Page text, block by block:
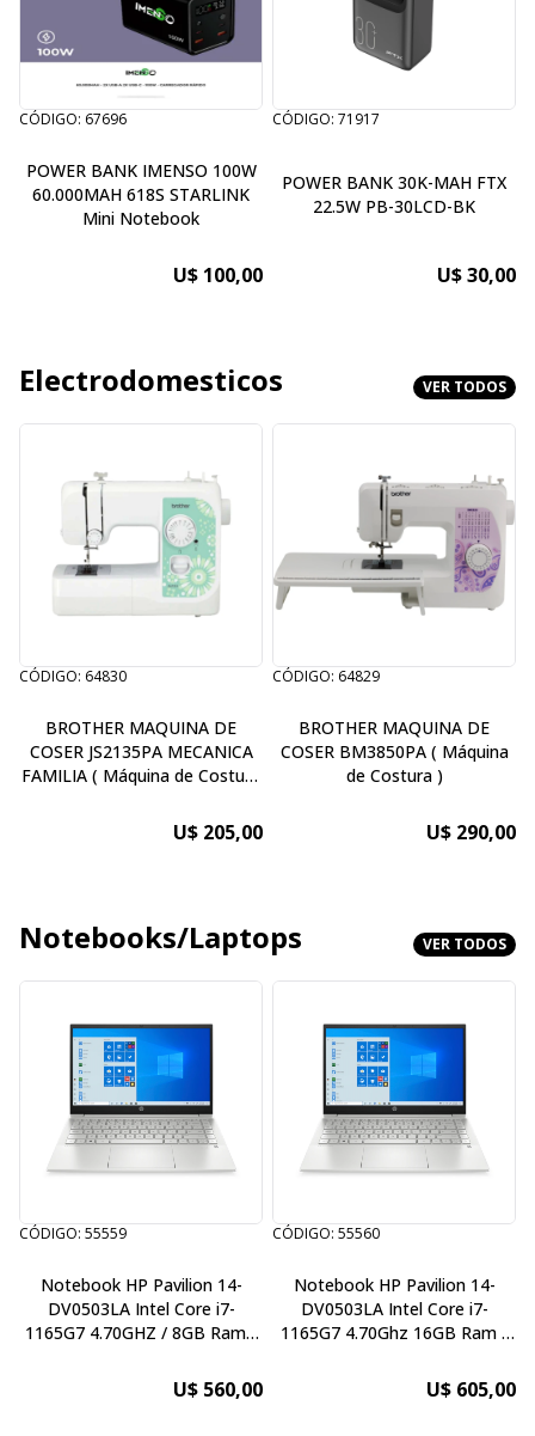
CÓDIGO: 67696
POWER BANK IMENSO 100W
60.000MAH 618S STARLINK
Mini Notebook
U$ 100,00
CÓDIGO: 71917
POWER BANK 30K-MAH FTX
22.5W PB-30LCD-BK
U$ 30,00
Electrodomesticos VER TODOS
CÓDIGO: 64830
BROTHER MAQUINA DE
COSER JS2135PA MECANICA
FAMILIA ( Máquina de Costura
U$ 205,00
CÓDIGO: 64829
BROTHER MAQUINA DE
COSER BM3850PA ( Máquina
de Costura )
U$ 290,00
Notebooks/Laptops VER TODOS
CÓDIGO: 55559
Notebook HP Pavilion 14-
DV0503LA Intel Core i7-
1165G7 4.70GHZ / 8GB Ram /
U$ 560,00
CÓDIGO: 55560
Notebook HP Pavilion 14-
DV0503LA Intel Core i7-
1165G7 4.70Ghz 16GB Ram /
U$ 605,00